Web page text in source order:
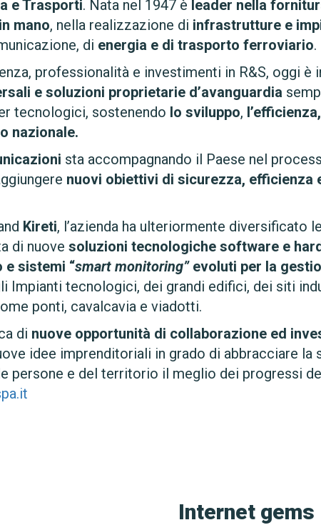
e Trasporti. Nata nel 1947 è leader nella
mano, nella realizzazione di infrastrutture e
di energia e di trasporto ferroviario.
professionalità e investimenti in R&S, oggi è
e soluzioni proprietarie d’avanguardia
tecnologici, sostenendo lo sviluppo,
nazionale.
sta accompagnando il Paese nel
nuovi obiettivi di sicurezza, efficienza
Kireti, l’azienda ha ulteriormente diversificato
di nuove soluzioni tecnologiche software e
sistemi “smart monitoring”evoluti per la
Impianti tecnologici, dei grandi edifici, dei siti
ponti, cavalcavia e viadotti.
di nuove opportunità di collaborazione ed
idee imprenditoriali in grado di abbracciare la
persone e del territorio il meglio dei progressi
Internet gems